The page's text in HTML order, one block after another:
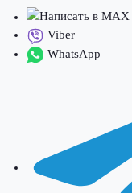
Viber
WhatsApp